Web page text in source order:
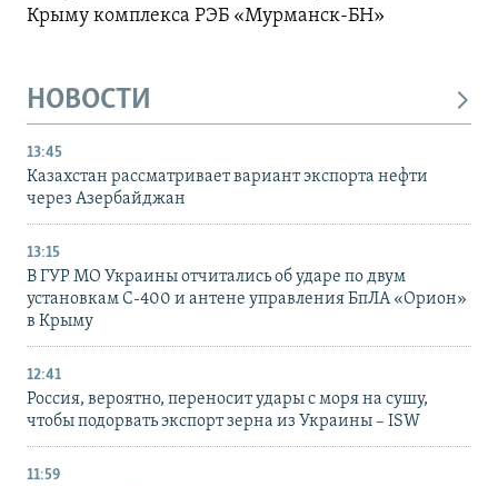
Крыму комплекса РЭБ «Мурманск-БН»
НОВОСТИ
13:45
Казахстан рассматривает вариант экспорта нефти
через Азербайджан
13:15
В ГУР МО Украины отчитались об ударе по двум
установкам С-400 и антене управления БпЛА «Орион»
в Крыму
12:41
Россия, вероятно, переносит удары с моря на сушу,
чтобы подорвать экспорт зерна из Украины – ISW
11:59